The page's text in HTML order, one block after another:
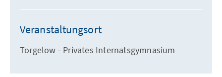
Veranstaltungsort
Torgelow - Privates Internatsgymnasium